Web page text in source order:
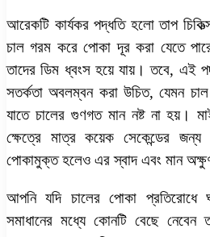
আরেকটি কার্যকর পদ্ধতি হলো তাপ
চাল গরম করে পোকা দূর করা যেতে
তাদের ডিম ধ্বংস হয়ে যায়। তবে, এই
সতর্কতা অবলম্বন করা উচিত, যেমন
যাতে চালের গুণগত মান নষ্ট না হয়।
ক্ষেত্রে মাত্র কয়েক সেকেন্ডের
পোকামুক্ত হলেও এর স্বাদ এবং মান
আপনি যদি চালের পোকা প্রতিরোধে
সমাধানের মধ্যে কোনটি বেছে নেবেন